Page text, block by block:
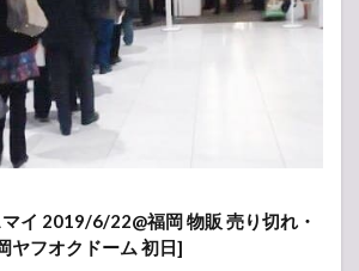
マイ 2019/6/22@福岡 物販 売り切れ・
ヤフオクドーム 初日]